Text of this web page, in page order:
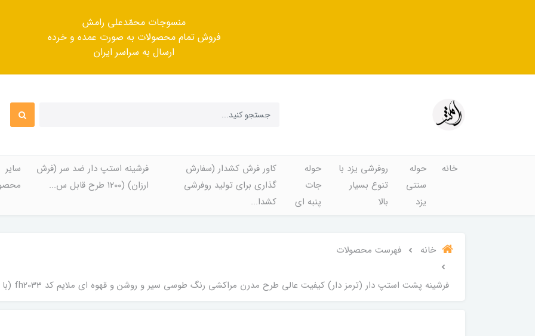
منسوجات محمّدعلی رامش
فروش تمام محصولات به صورت عمده و خرده
ارسال به سراسر ایران
خانه
حوله
سنتی
یزد
روفرشی یزد با
تنوع بسیار
بالا
حوله
جات
پنبه ای
کاور فرش کشدار (سفارش
گذاری برای تولید روفرشی
کشدا...
فرشینه استپ دار ضد سر (فرش
ارزان) (۱۲۰۰ طرح قابل س...
سایر
خانه فهرست محصولات
فرشینه پشت استپ دار (ترمز دار) کیفیت عالی طرح مدرن مراکشی رنگ طوسی سیر و روشن و قهوه ای ملایم کد fh2033 (با فیلم) / light carpet with stop-layer code 2033